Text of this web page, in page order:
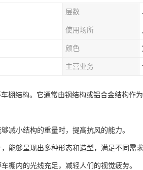
层数
使用场所
颜色
主营业务
棚结构。它通常由钢结构或铝合金结构作
减小结构的重量时，提高抗风的能力。
能够呈现出多种形态和造型，满足不同需求
棚内的光线充足，减轻人们的视觉疲劳。